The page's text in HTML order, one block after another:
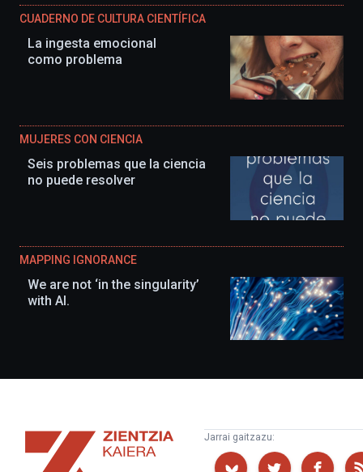
CUADERNO DE CULTURA CIENTÍFICA
La ingesta emocional
como problema
MUJERES CON CIENCIA
Seis problemas que la ciencia
no puede resolver
MAPPING IGNORANCE
We are not ‘in the singularity’
with AI.
Zientzia
Kaiera
Jarrai gaitzazu: